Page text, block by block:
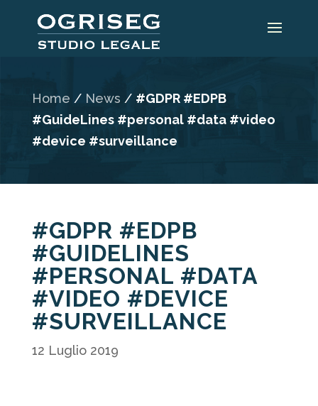
Home / News / #GDPR #EDPB
#GuideLines #personal #data #video
#device #surveillance
#GDPR #EDPB
#GUIDELINES
#PERSONAL #DATA
#VIDEO #DEVICE
#SURVEILLANCE
12 Luglio 2019